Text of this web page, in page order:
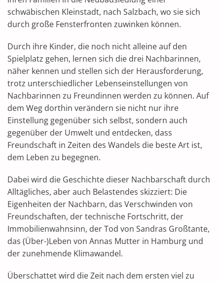
schwäbischen Kleinstadt, nach Salzbach, wo sie sich
durch große Fensterfronten zuwinken können.
Durch ihre Kinder, die noch nicht alleine auf den
Spielplatz gehen, lernen sich die drei Nachbarinnen,
näher kennen und stellen sich der Herausforderung,
trotz unterschiedlicher Lebenseinstellungen von
Nachbarinnen zu Freundinnen werden zu können. Auf
dem Weg dorthin verändern sie nicht nur ihre
Einstellung gegenüber sich selbst, sondern auch
gegenüber der Umwelt und entdecken, dass
Freundschaft in Zeiten des Wandels die beste Art ist,
dem Leben zu begegnen.
Dabei wird die Geschichte dieser Nachbarschaft durch
Alltägliches, aber auch Belastendes skizziert: Die
Eigenheiten der Nachbarn, das Verschwinden von
Freundschaften, der technische Fortschritt, der
Immobilienwahnsinn, der Tod von Sandras Großtante,
das (Über-)Leben von Annas Mutter in Hamburg und
der zunehmende Klimawandel.
Überschattet wird die Zeit nach dem ersten viel zu